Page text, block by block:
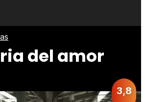
del amor
3,8